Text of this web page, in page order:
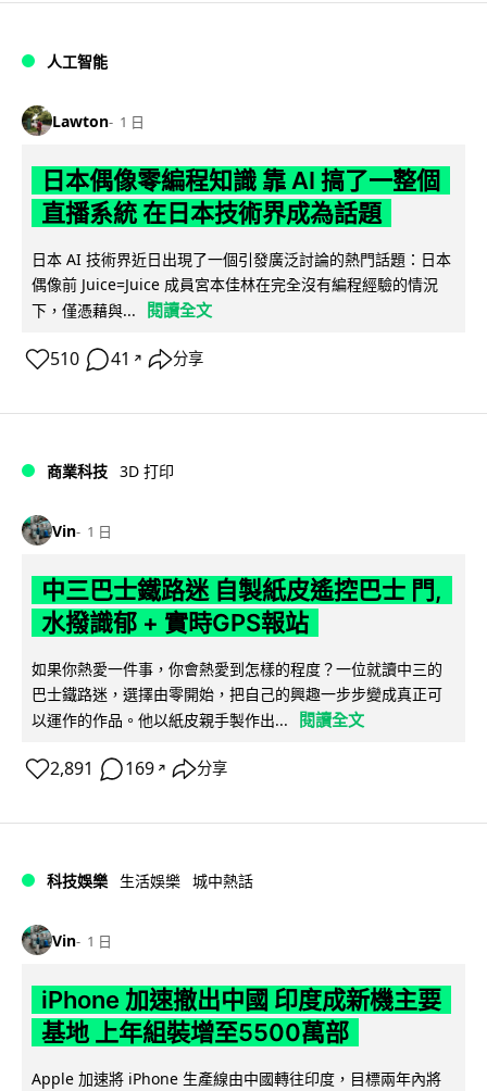
人工智能
Lawton 1 日
日本偶像零編程知識 靠 AI 搞了一整個
直播系統 在日本技術界成為話題
日本 AI 技術界近日出現了一個引發廣泛討論的熱門話題：日本
偶像前 Juice=Juice 成員宮本佳林在完全沒有編程經驗的情況
下，僅憑藉與...
閱讀全文
510 41 ↗ 分享
商業科技 3D 打印
Vin 1 日
中三巴士鐵路迷 自製紙皮遙控巴士 門,
水撥識郁 + 實時GPS報站
如果你熱愛一件事，你會熱愛到怎樣的程度？一位就讀中三的
巴士鐵路迷，選擇由零開始，把自己的興趣一步步變成真正可
以運作的作品。他以紙皮親手製作出...
閱讀全文
2,891 169 ↗ 分享
科技娛樂 生活娛樂 城中熱話
Vin 1 日
iPhone 加速撤出中國 印度成新機主要
基地 上年組裝增至5500萬部
Apple 加速將 iPhone 生產線由中國轉往印度，目標兩年內將